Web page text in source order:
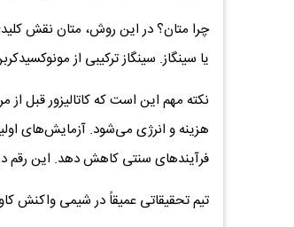
چرا متان؟ در این روش، متان نقش
یا سینگاز. سینگاز ترکیبی از
نکته مهم این است که کاتالیزور قبل
فرآیندهای سنتی کاهش دهد. این رقم
تیم تحقیقاتی عمیقاً در شیمی واکنش